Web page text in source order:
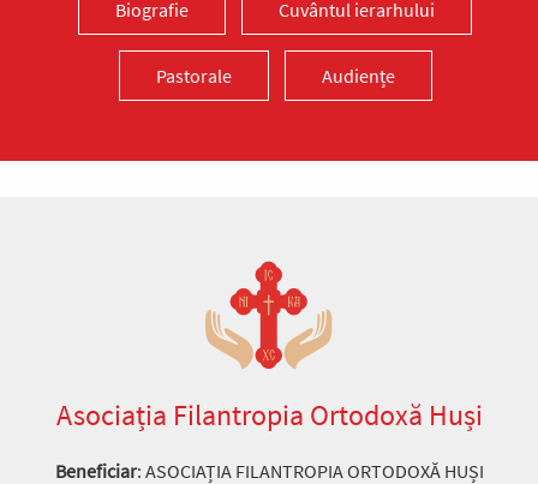
Biografie Cuvântul ierarhului
Pastorale Audiențe
Asociația Filantropia Ortodoxă Huși
Beneficiar: ASOCIAȚIA FILANTROPIA ORTODOXĂ HUȘI